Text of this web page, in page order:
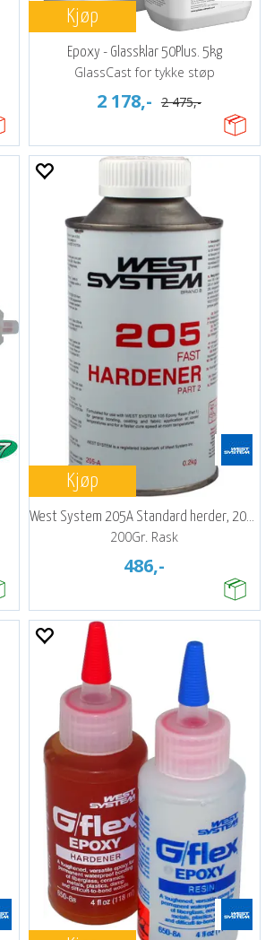
Kjøp
Epoxy - Glassklar 50Plus. 5kg
GlassCast for tykke støp
2 178,- 2 475,-
Kjøp
West System 205A Standard herder, 200 gr
200Gr. Rask
486,-